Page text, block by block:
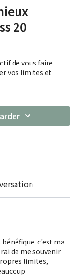
20
de vous faire
vos limites et
trouve très
Pilates et bien la
c'est ma
de me souvenir
limites,